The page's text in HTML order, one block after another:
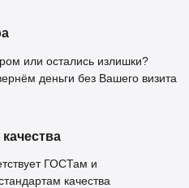
или остались излишки?
деньги без Вашего визита
ГОСТам и
качества